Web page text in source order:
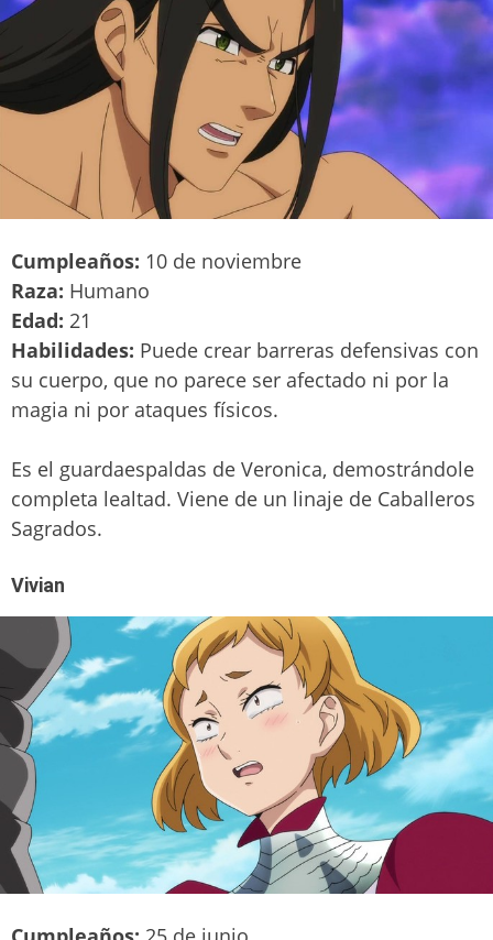
Cumpleaños: 10 de noviembre
Raza: Humano
Edad: 21
Habilidades: Puede crear barreras defensivas con
su cuerpo, que no parece ser afectado ni por la
magia ni por ataques físicos.
Es el guardaespaldas de Veronica, demostrándole
completa lealtad. Viene de un linaje de Caballeros
Sagrados.
Vivian